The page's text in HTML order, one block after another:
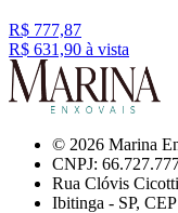
R$ 777,87
R$ 631,90 à vista
© 2026 Marina
CNPJ:
Rua Clóvis
Ibitinga - SP,